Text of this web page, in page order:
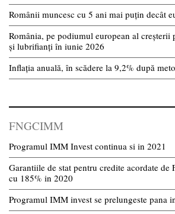
Românii muncesc cu 5 ani mai puțin decât
România, pe podiumul european al
și lubrifianți în iunie 2026
Inflația anuală, în scădere la 9,2% după
FNGCIMM
Programul IMM Invest continua si in 2021
Garantiile de stat pentru credite acordate
cu 185% in 2020
Programul IMM invest se prelungeste pana